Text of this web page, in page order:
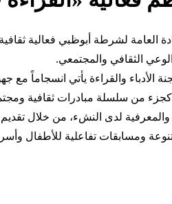
العامة لشرطة أبوظبي فعالية
الوعي الثقافي والمجتمعي.
الأدباء والقراءة يأتي
كجزء من سلسلة مبادرات ثقافية
والمعرفية لدى النشء، من خلال
متنوعة ومسابقات تفاعلية للأطفال